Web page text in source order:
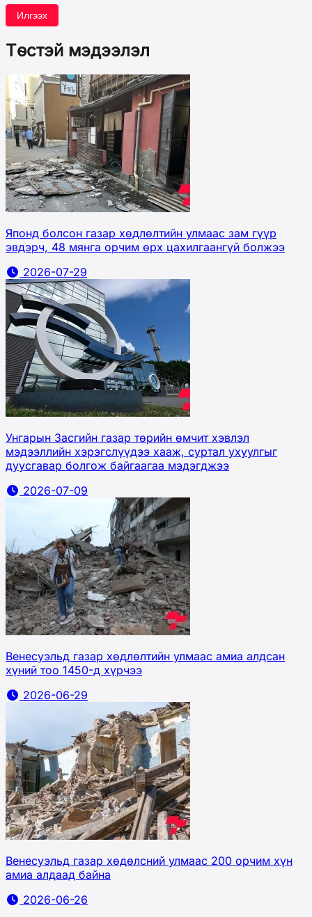
Илгээх
Төстэй мэдээлэл
Японд болсон газар хөдлөлтийн улмаас зам гүүр
эвдэрч, 48 мянга орчим өрх цахилгаангүй болжээ
2026-07-29
Унгарын Засгийн газар төрийн өмчит хэвлэл
мэдээллийн хэрэгслүүдээ хааж, суртал ухуулгыг
дуусгавар болгож байгаагаа мэдэгджээ
2026-07-09
Венесуэльд газар хөдлөлтийн улмаас амиа алдсан
хүний тоо 1450-д хүрчээ
2026-06-29
Венесуэльд газар хөдөлсний улмаас 200 орчим хүн
амиа алдаад байна
2026-06-26